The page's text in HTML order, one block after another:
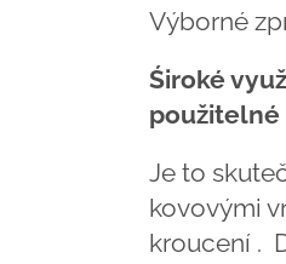
Výborné
Śiroké
použitelné
Je to
kovovými
kroucení .